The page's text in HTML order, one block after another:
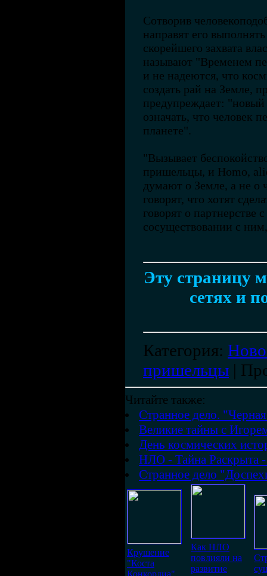
Сотворив
направят его
скорейшего захвата
называют "Временем
и не надеются, что
создать рай на Земле,
предупреждает:
означать, что человек
планете".
"Вызывает
пришельцы, и Homo,
думают o Земле, а не о
говорят, что хотят
говорят о партнерстве
сосуществовании с
Эту страницу
сетях и
Категория:
пришельцы |
Читайте также:
Странное дело.
Великие тайны с
День космических
НЛО - Тайна Раскрыта -
Странное дело
Крушение
"Коста
Конкордиа",
Как НЛО
повлияли на
развитие